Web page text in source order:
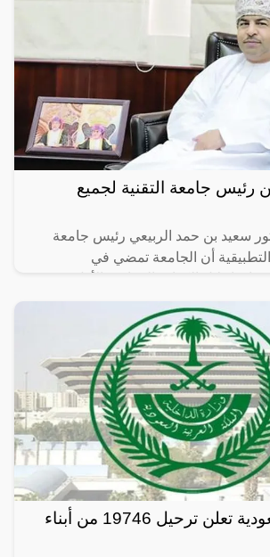
رئيس جامعة التقنية لجميع
سعيد بن حمد الربيعي رئيس جامعة
التطبيقية أن الجامعة تمضي في
الداخلية السعودية تعلن ترحيل 19746 من أبناء